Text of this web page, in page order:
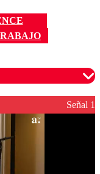
garantizar un
Señal 1